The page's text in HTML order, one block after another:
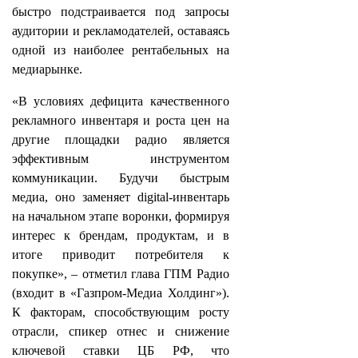
быстро подстраивается под запросы
аудитории и рекламодателей, оставаясь
одной из наиболее рентабельных на
медиарынке.
«В условиях дефицита качественного
рекламного инвентаря и роста цен на
другие площадки радио является
эффективным инструментом
коммуникации. Будучи быстрым
медиа, оно заменяет digital-инвентарь
на начальном этапе воронки, формируя
интерес к брендам, продуктам, и в
итоге приводит потребителя к
покупке», – отметил глава ГПМ Радио
(входит в «Газпром-Медиа Холдинг»).
К факторам, способствующим росту
отрасли, спикер отнес и снижение
ключевой ставки ЦБ РФ, что